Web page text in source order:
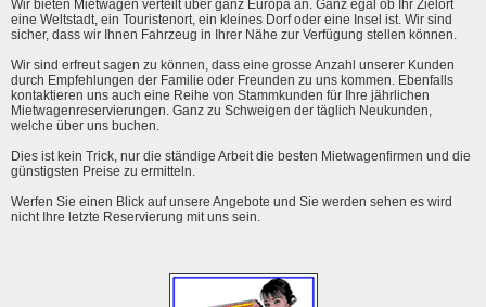
Wir bieten Mietwagen verteilt über ganz Europa an. Ganz egal ob Ihr Zielort
eine Weltstadt, ein Touristenort, ein kleines Dorf oder eine Insel ist. Wir sind
sicher, dass wir Ihnen Fahrzeug in Ihrer Nähe zur Verfügung stellen können.
Wir sind erfreut sagen zu können, dass eine grosse Anzahl unserer Kunden
durch Empfehlungen der Familie oder Freunden zu uns kommen. Ebenfalls
kontaktieren uns auch eine Reihe von Stammkunden für Ihre jährlichen
Mietwagenreservierungen. Ganz zu Schweigen der täglich Neukunden,
welche über uns buchen.
Dies ist kein Trick, nur die ständige Arbeit die besten Mietwagenfirmen und die
günstigsten Preise zu ermitteln.
Werfen Sie einen Blick auf unsere Angebote und Sie werden sehen es wird
nicht Ihre letzte Reservierung mit uns sein.